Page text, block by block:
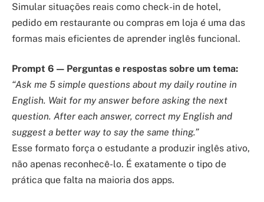
Simular situações reais como check-in de hotel,
pedido em restaurante ou compras em loja é uma das
formas mais eficientes de aprender inglês funcional.
Prompt 6 — Perguntas e respostas sobre um tema:
“Ask me 5 simple questions about my daily routine in
English. Wait for my answer before asking the next
question. After each answer, correct my English and
suggest a better way to say the same thing.”
Esse formato força o estudante a produzir inglês ativo,
não apenas reconhecê-lo. É exatamente o tipo de
prática que falta na maioria dos apps.